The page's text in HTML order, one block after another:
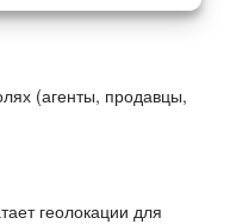
(агенты, продавцы,
геолокации для